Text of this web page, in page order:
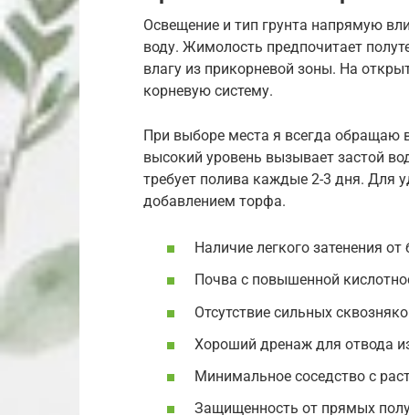
Освещение и тип грунта напрямую
воду. Жимолость предпочитает
влагу из прикорневой зоны. На
корневую систему.
При выборе места я всегда обращаю
высокий уровень вызывает застой
требует полива каждые 2-3 дня. Для
добавлением торфа.
Наличие легкого затенения
Почва с повышенной
Отсутствие сильных
Хороший дренаж для отвода
Минимальное соседство с
Защищенность от прямых